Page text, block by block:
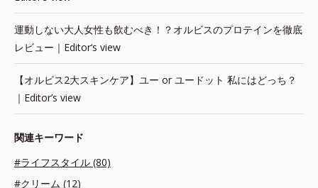
運動しない大人女性も飲むべき！？オルビスのプロテインを徹底
レビュー｜Editor‘s view
【オルビス2大スキンケア】ユー or ユードット 私にはどっち？
｜Editor’s view
関連キーワード
#ライフスタイル (80)
#クリーム (12)